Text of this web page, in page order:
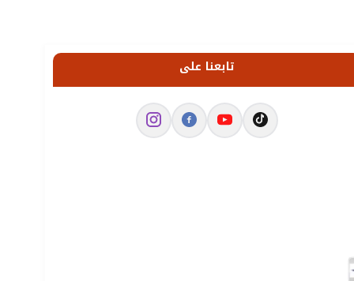
تابعنا على